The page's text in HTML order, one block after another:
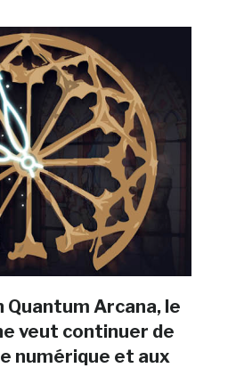
Quantum Arcana, le
veut continuer de
numérique et aux